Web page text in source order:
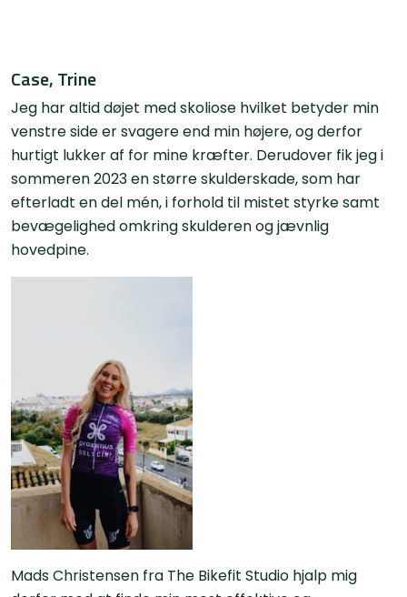
Case, Trine
Jeg har altid døjet med skoliose hvilket betyder min
venstre side er svagere end min højere, og derfor
hurtigt lukker af for mine kræfter. Derudover fik jeg i
sommeren 2023 en større skulderskade, som har
efterladt en del mén, i forhold til mistet styrke samt
bevægelighed omkring skulderen og jævnlig
hovedpine.
Mads Christensen fra The Bikefit Studio hjalp mig